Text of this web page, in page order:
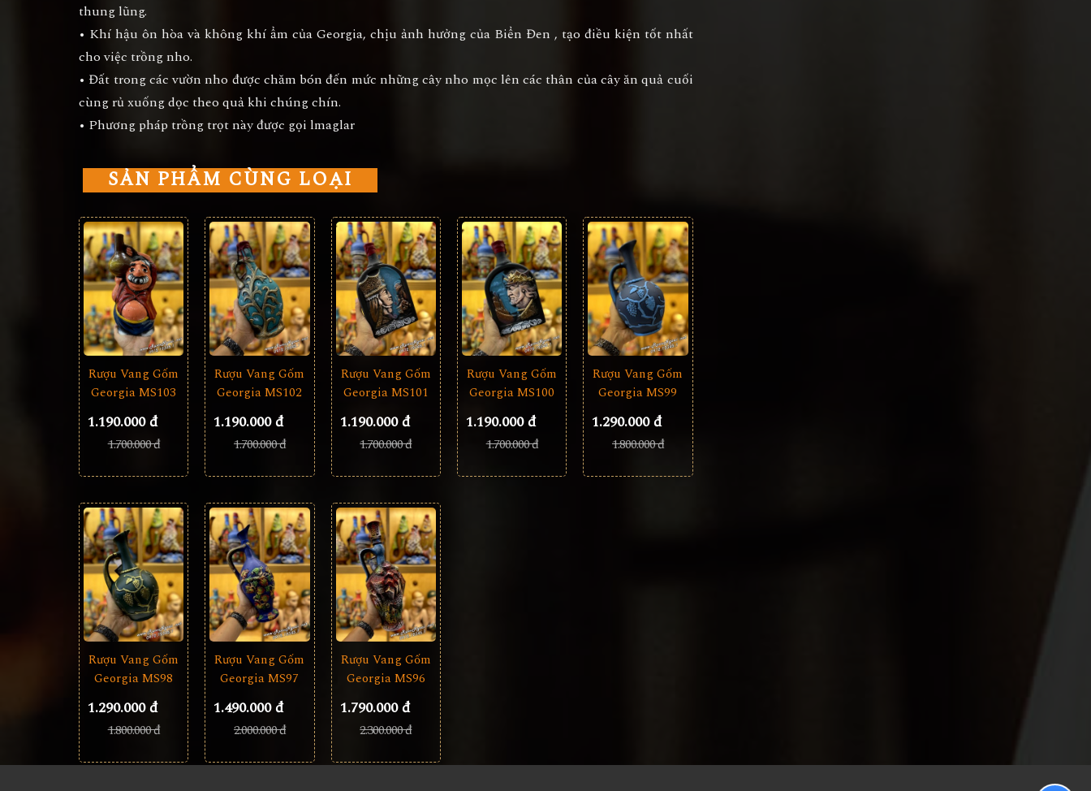
thung lũng.
• Khí hậu ôn hòa và không khí ẩm của Georgia, chịu ảnh hưởng của Biển Đen , tạo điều kiện tốt nhất
cho việc trồng nho.
• Đất trong các vườn nho được chăm bón đến mức những cây nho mọc lên các thân của cây ăn quả cuối
cùng rủ xuống dọc theo quả khi chúng chín.
• Phương pháp trồng trọt này được gọi lmaglar
SẢN PHẨM CÙNG LOẠI
Rượu Vang Gốm
Georgia MS103
1.190.000 đ
1.700.000 đ
Rượu Vang Gốm
Georgia MS102
1.190.000 đ
1.700.000 đ
Rượu Vang Gốm
Georgia MS101
1.190.000 đ
1.700.000 đ
Rượu Vang Gốm
Georgia MS100
1.190.000 đ
1.700.000 đ
Rượu Vang Gốm
Georgia MS99
1.290.000 đ
1.800.000 đ
Rượu Vang Gốm
Georgia MS98
1.290.000 đ
1.800.000 đ
Rượu Vang Gốm
Georgia MS97
1.490.000 đ
2.000.000 đ
Rượu Vang Gốm
Georgia MS96
1.790.000 đ
2.300.000 đ